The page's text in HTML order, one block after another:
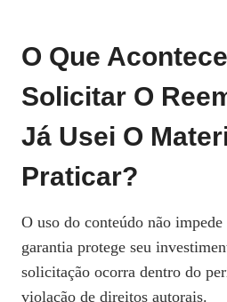
O Que
Solicitar O
Já Usei O
Praticar?
O uso do conteúdo não
garantia protege seu
solicitação ocorra dentro do
violação de direitos autorais.